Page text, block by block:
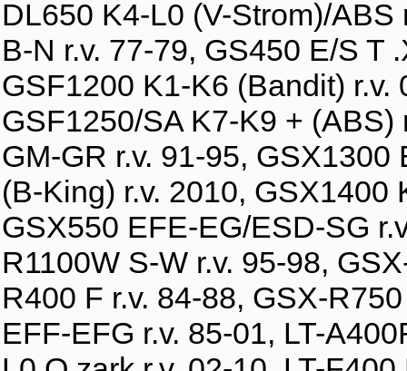
DL650 K4-L0 (V-Strom)/
B-N r.v. 77-79, GS450 E/S T
GSF1200 K1-K6 (Bandit) r.v.
GSF1250/SA K7-K9 + (ABS)
GM-GR r.v. 91-95,
(B-King) r.v. 2010, GSX1400
GSX550 EFE-EG/ESD-SG
R1100W S-W r.v. 95-98,
R400 F r.v. 84-88, GSX-
EFF-EFG r.v. 85-01, LT-